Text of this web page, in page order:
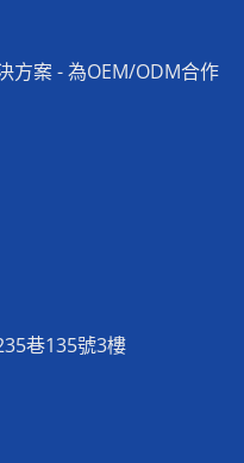
方案 - 為OEM/ODM合作
巷135號3樓